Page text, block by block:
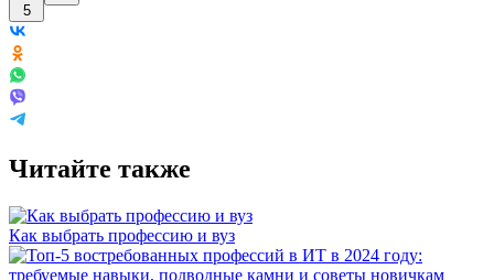
5
Читайте также
Как выбрать профессию и вуз